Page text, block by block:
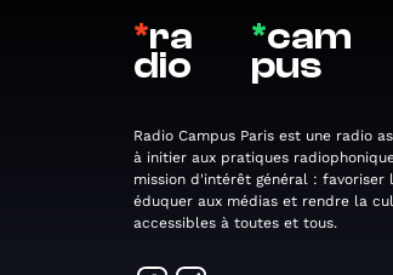
*ra
dio
*cam
pus
Radio Campus Paris est une radio
à initier aux pratiques
mission d'intérêt général : favoriser
éduquer aux médias et rendre la
accessibles à toutes et tous.